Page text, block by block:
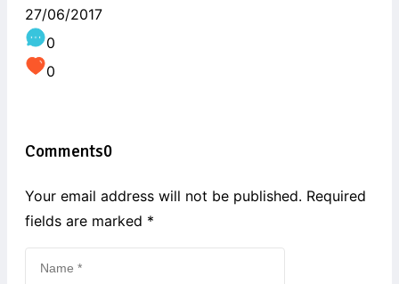
27/06/2017
0
0
Comments0
Your email address will not be published. Required
fields are marked *